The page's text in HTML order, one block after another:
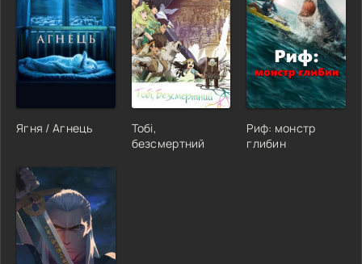
Ягня / Агнець
Тобі,
безсмертний
Риф: монстр
глибин